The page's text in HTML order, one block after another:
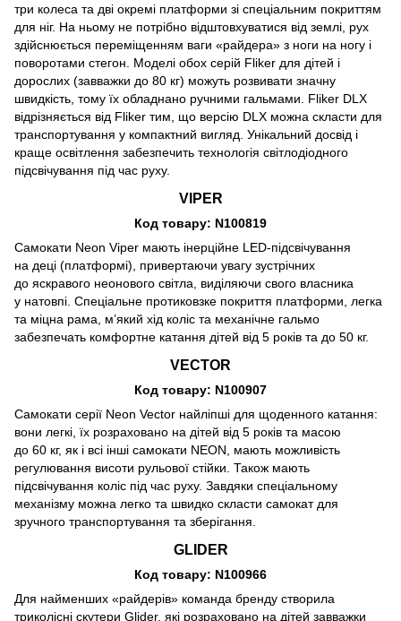
три колеса та дві окремі платформи зі спеціальним покриттям
для ніг. На ньому не потрібно відштовхуватися від землі, рух
здійснюється переміщенням ваги «райдера» з ноги на ногу і
поворотами стегон. Моделі обох серій Fliker для дітей і
дорослих (завважки до 80 кг) можуть розвивати значну
швидкість, тому їх обладнано ручними гальмами. Fliker DLX
відрізняється від Fliker тим, що версію DLX можна скласти для
транспортування у компактний вигляд. Унікальний досвід і
краще освітлення забезпечить технологія світлодіодного
підсвічування під час руху.
VIPER
Код товару: N100819
Самокати Neon Viper мають інерційне LED-підсвічування
на деці (платформі), привертаючи увагу зустрічних
до яскравого неонового світла, виділяючи свого власника
у натовпі. Спеціальне протиковзке покриття платформи, легка
та міцна рама, м’який хід коліс та механічне гальмо
забезпечать комфортне катання дітей від 5 років та до 50 кг.
VECTOR
Код товару: N100907
Самокати серії Neon Vector найліпші для щоденного катання:
вони легкі, їх розраховано на дітей від 5 років та масою
до 60 кг, як і всі інші самокати NEON, мають можливість
регулювання висоти рульової стійки. Також мають
підсвічування коліс під час руху. Завдяки спеціальному
механізму можна легко та швидко скласти самокат для
зручного транспортування та зберігання.
GLIDER
Код товару: N100966
Для найменших «райдерів» команда бренду створила
триколісні скутери Glider, які розраховано на дітей завважки